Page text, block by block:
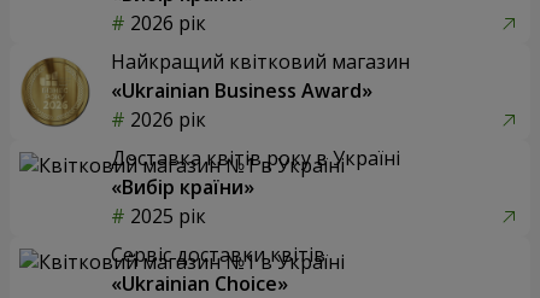
2026 рік
Найкращий квітковий магазин
«Ukrainian Business Award»
2026 рік
Доставка квітів року в Україні
«Вибір країни»
2025 рік
Сервіс доставки квітів
«Ukrainian Choice»